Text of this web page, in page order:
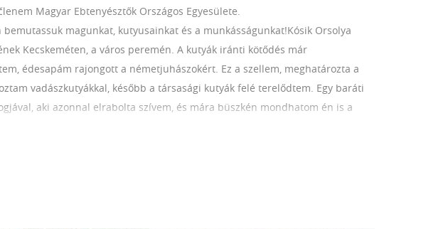
Magyar Ebtenyésztők Országos Egyesülete.
magunkat, kutyusainkat és a munkásságunkat!Kósik Orsolya
Kecskeméten, a város peremén. A kutyák iránti kötődés már
édesapám rajongott a németjuhászokért. Ez a szellem, meghatározta a
vadászkutyákkal, később a társasági kutyák felé terelődtem. Egy baráti
aki azonnal elrabolta szívem, és mára büszkén mondhatom én is a
A szülőket folyamatosan szűrjük, és fő irány, a légzéses problémák javítása
ezért folyamatosak a szűrések.Az alapokat jól szocializált,stabil